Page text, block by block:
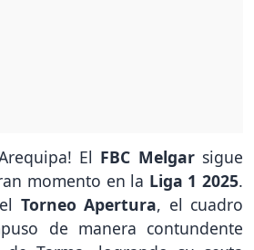
El FBC Melgarsigue
momento en la Liga 1 2025.
Torneo Apertura, el cuadro
de manera contundente